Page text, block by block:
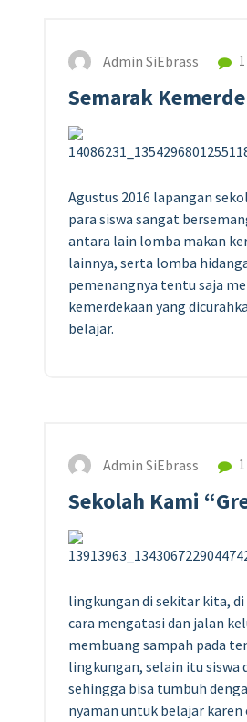
Admin SiEbrass
Semarak
Agustus 2016 lapangan
para siswa sangat
antara lain lomba makan
lainnya, serta lomba
pemenangnya tentu saja
kemerdekaan yang
belajar.
Admin SiEbrass
Sekolah Kami
lingkungan di sekitar kita,
cara mengatasi dan jalan
membuang sampah pada
lingkungan, selain itu siswa
sehingga bisa tumbuh
nyaman untuk belajar